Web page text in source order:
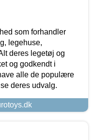
som forhandler
legehuse,
deres legetøj og
og godkendt i
alle de populære
deres udvalg.